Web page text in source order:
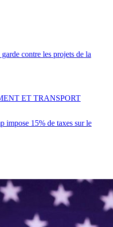
contre les projets de la
impose 15% de taxes sur le
ET TRANSPORT